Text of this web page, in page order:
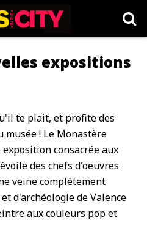
expositions
te plait, et profite des
! Le Monastère
consacrée aux
des chefs d'oeuvres
veine complètement
d'archéologie de Valence
aux couleurs pop et